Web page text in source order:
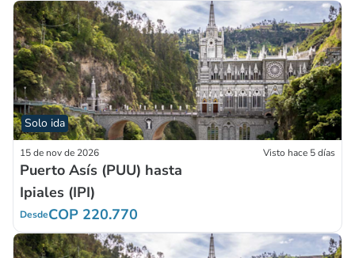
Solo ida
15 de nov de 2026 Visto hace 5 días
Puerto Asís (PUU) hasta
Ipiales (IPI)
DesdeCOP 220.770